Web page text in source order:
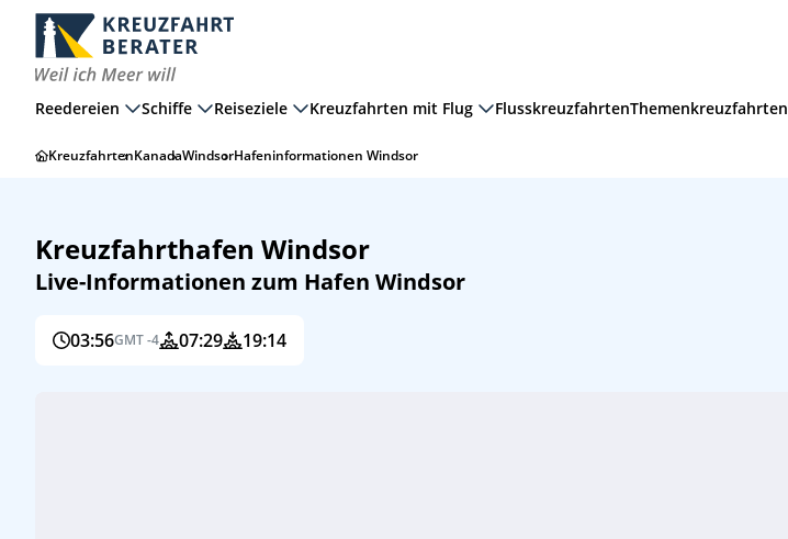
Reedereien Schiffe Reiseziele Kreuzfahrten mit Flug FlusskreuzfahrtenThemenkreuzfahrten
KreuzfahrtenKanadaWindsorHafeninformationen Windsor
Kreuzfahrthafen Windsor
Live-Informationen zum Hafen Windsor
03:56GMT -4 07:29 19:14